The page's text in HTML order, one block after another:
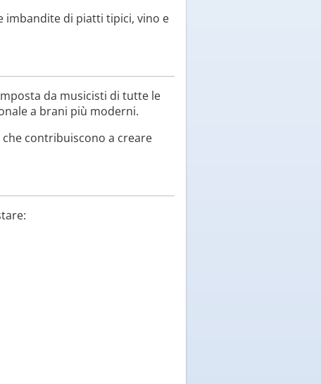
imbandite di piatti tipici, vino e
da musicisti di tutte le
a brani più moderni.
contribuiscono a creare